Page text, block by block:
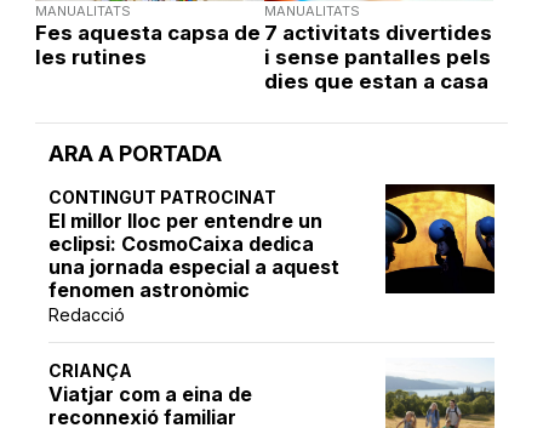
ARA A PORTADA
CONTINGUT PATROCINAT
El millor lloc per entendre un
eclipsi: CosmoCaixa dedica
una jornada especial a aquest
fenomen astronòmic
Redacció
CRIANÇA
Viatjar com a eina de
reconnexió familiar
MANUALITATS
Fes aquesta capsa de
les rutines
MANUALITATS
7 activitats divertides
i sense pantalles pels
dies que estan a casa